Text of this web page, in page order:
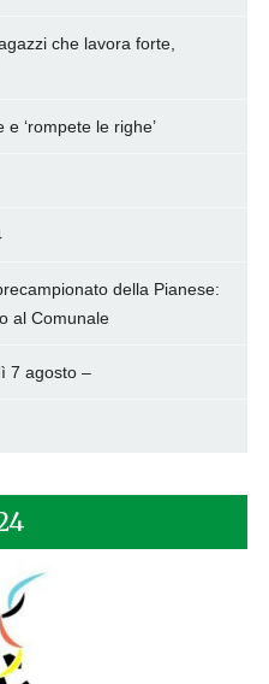
che lavora forte,
‘rompete le righe’
della Pianese:
al Comunale
7 agosto –